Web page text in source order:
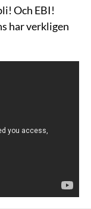
Och EBI!
har verkligen